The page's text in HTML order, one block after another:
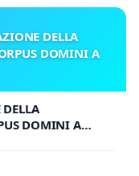
DELLA
DOMINI A
DOMINI A